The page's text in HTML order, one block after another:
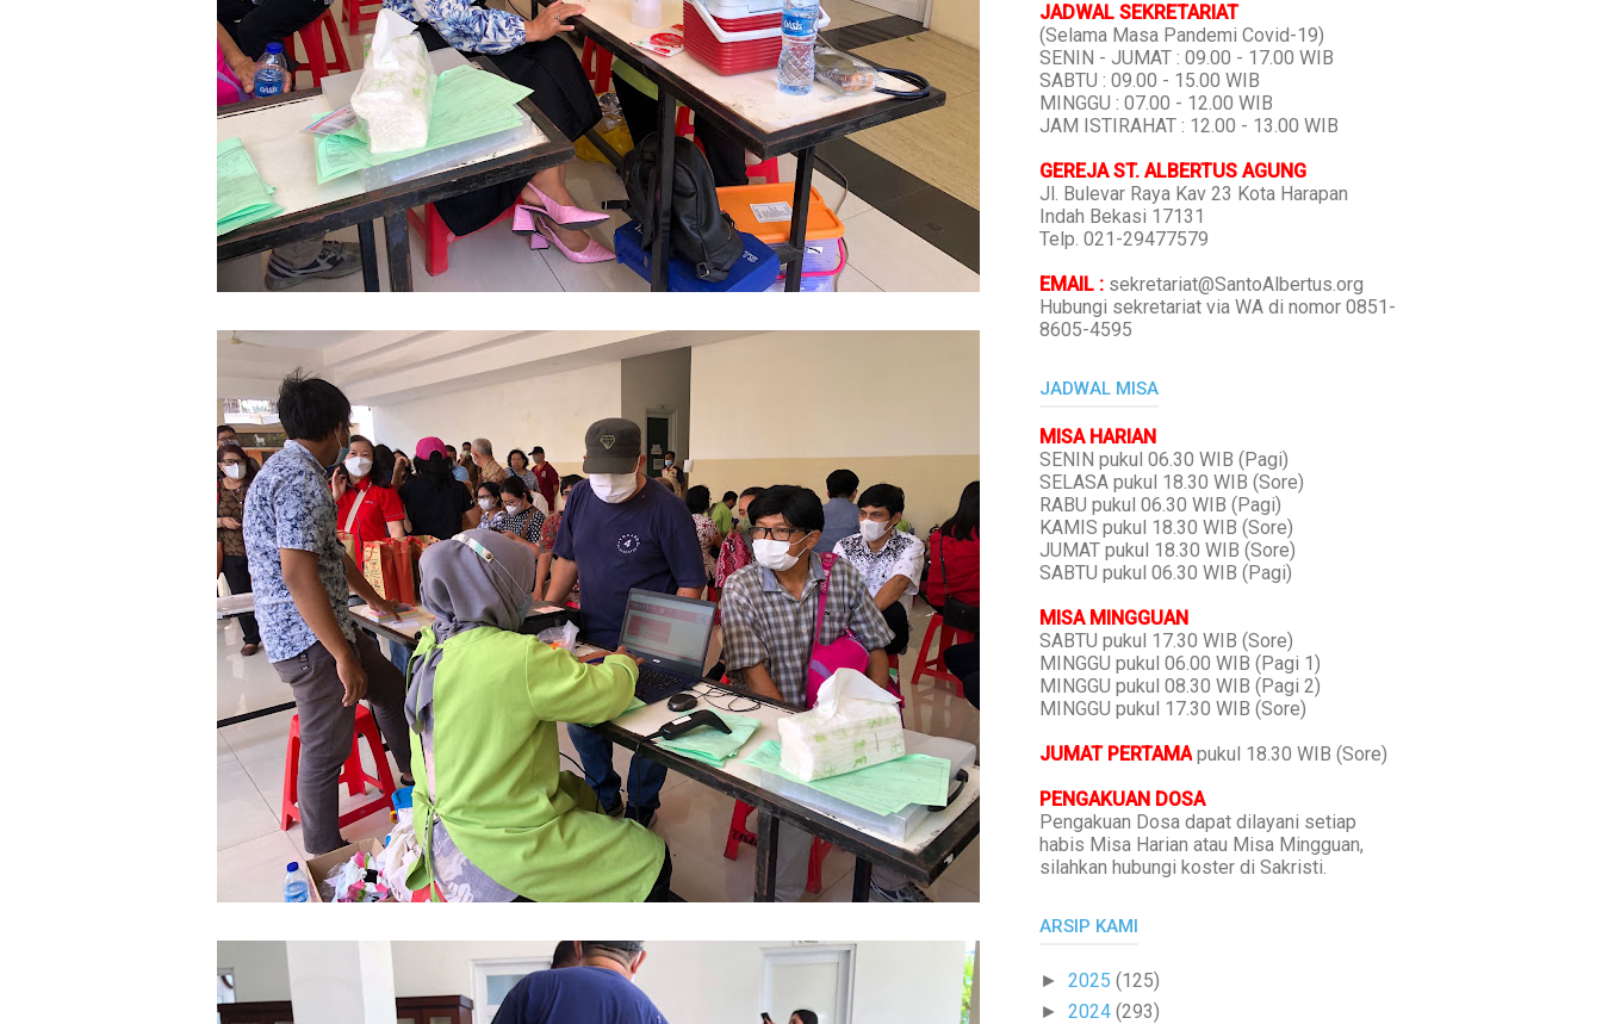
JADWAL SEKRETARIAT
(Selama Masa Pandemi Covid-19)
SENIN - JUMAT : 09.00 - 17.00 WIB
SABTU : 09.00 - 15.00 WIB
MINGGU : 07.00 - 12.00 WIB
JAM ISTIRAHAT : 12.00 - 13.00 WIB
GEREJA ST. ALBERTUS AGUNG
Jl. Bulevar Raya Kav 23 Kota Harapan
Indah Bekasi 17131
Telp. 021-29477579
EMAIL : sekretariat@SantoAlbertus.org
Hubungi sekretariat via WA di nomor 0851-
8605-4595
JADWAL MISA
MISA HARIAN
SENIN pukul 06.30 WIB (Pagi)
SELASA pukul 18.30 WIB (Sore)
RABU pukul 06.30 WIB (Pagi)
KAMIS pukul 18.30 WIB (Sore)
JUMAT pukul 18.30 WIB (Sore)
SABTU pukul 06.30 WIB (Pagi)
MISA MINGGUAN
SABTU pukul 17.30 WIB (Sore)
MINGGU pukul 06.00 WIB (Pagi 1)
MINGGU pukul 08.30 WIB (Pagi 2)
MINGGU pukul 17.30 WIB (Sore)
JUMAT PERTAMA pukul 18.30 WIB (Sore)
PENGAKUAN DOSA
Pengakuan Dosa dapat dilayani setiap
habis Misa Harian atau Misa Mingguan,
silahkan hubungi koster di Sakristi.
ARSIP KAMI
► 2025 (125)
► 2024 (293)